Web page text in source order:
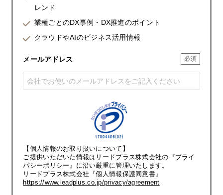
レンド
業種ごとのDX事例・DX推進のポイント
クラウドやAIのビジネス活用情報
メールアドレス
【個人情報のお取り扱いについて】
ご提供いただいた情報はリードプラス株式会社の『プライ
バシーポリシー』に沿い厳重に管理いたします。
リードプラス株式会社『個人情報保護同意書』
https://www.leadplus.co.jp/privacy/agreement